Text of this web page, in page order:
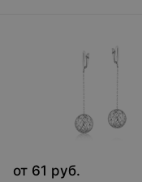
от 61 руб.